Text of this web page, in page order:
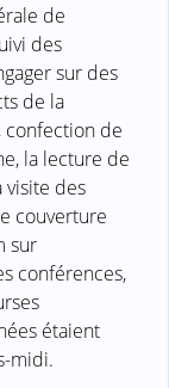
de
des
sur des
de la
confection de
la lecture de
visite des
couverture
sur
conférences,
étaient
midi.